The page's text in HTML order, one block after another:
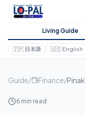
Living Guide
🇯🇵 日本語 🇺🇸 English
Guide/ Finance/
6 min read